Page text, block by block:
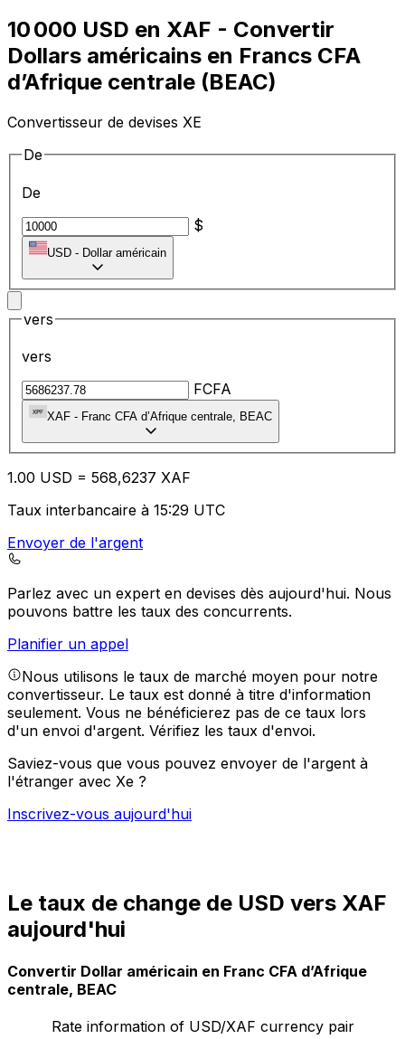
10 000 USD en XAF - Convertir
Dollars américains en Francs CFA
d’Afrique centrale (BEAC)
Convertisseur de devises XE
De
De
$
USD - Dollar américain
vers
vers
FCFA
XAF - Franc CFA d’Afrique centrale, BEAC
1.00 USD = 568,6237 XAF
Taux interbancaire à 15:29 UTC
Envoyer de l'argent
Parlez avec un expert en devises dès aujourd'hui. Nous
pouvons battre les taux des concurrents.
Planifier un appel
Nous utilisons le taux de marché moyen pour notre
convertisseur. Le taux est donné à titre d'information
seulement. Vous ne bénéficierez pas de ce taux lors
d'un envoi d'argent. Vérifiez les taux d'envoi.
Saviez-vous que vous pouvez envoyer de l'argent à
l'étranger avec Xe ?
Inscrivez-vous aujourd'hui
Le taux de change de USD vers XAF
aujourd'hui
Convertir Dollar américain en Franc CFA d’Afrique
centrale, BEAC
Rate information of USD/XAF currency pair